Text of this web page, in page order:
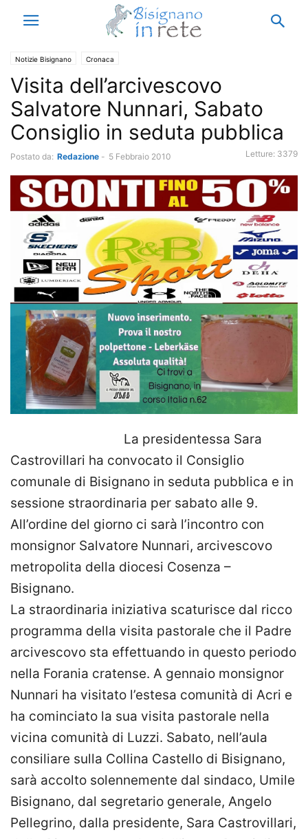
Notizie Bisignano Cronaca
Visita dell’arcivescovo
Salvatore Nunnari, Sabato
Consiglio in seduta pubblica
Postato da: Redazione - 5 Febbraio 2010 Letture: 3379
La presidentessa Sara
Castrovillari ha convocato il Consiglio
comunale di Bisignano in seduta pubblica e in
sessione straordinaria per sabato alle 9.
All’ordine del giorno ci sarà l’incontro con
monsignor Salvatore Nunnari, arcivescovo
metropolita della diocesi Cosenza –
Bisignano.
La straordinaria iniziativa scaturisce dal ricco
programma della visita pastorale che il Padre
arcivescovo sta effettuando in questo periodo
nella Forania cratense. A gennaio monsignor
Nunnari ha visitato l’estesa comunità di Acri e
ha cominciato la sua visita pastorale nella
vicina comunità di Luzzi. Sabato, nell’aula
consiliare sulla Collina Castello di Bisignano,
sarà accolto solennemente dal sindaco, Umile
Bisignano, dal segretario generale, Angelo
Pellegrino, dalla presidente, Sara Castrovillari,